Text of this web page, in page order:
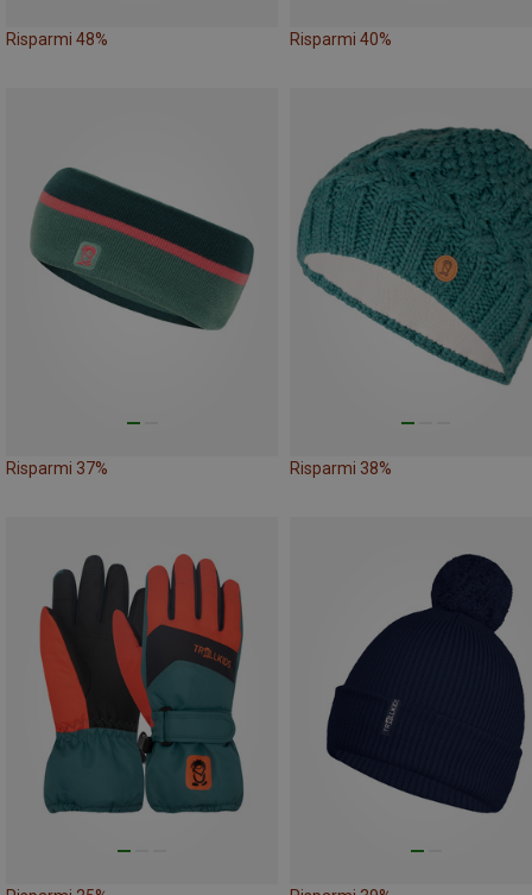
Risparmi 48% Risparmi 40%
Risparmi 37% Risparmi 38%